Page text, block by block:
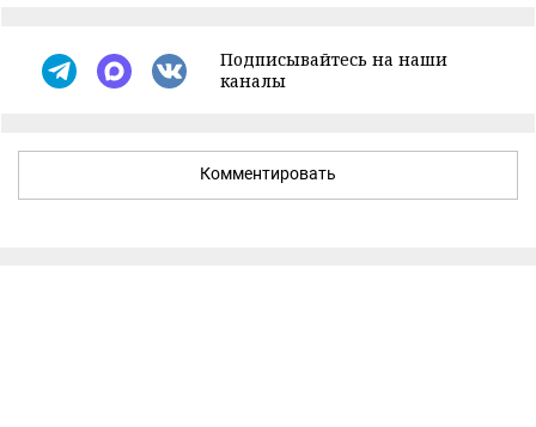
Подписывайтесь на наши
каналы
Комментировать